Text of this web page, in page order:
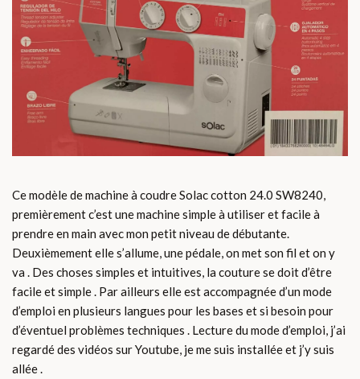
Ce modèle de machine à coudre Solac cotton 24.0 SW8240,
premièrement c’est une machine simple à utiliser et facile à
prendre en main avec mon petit niveau de débutante.
Deuxièmement elle s’allume, une pédale, on met son fil et on y
va . Des choses simples et intuitives, la couture se doit d’être
facile et simple . Par ailleurs elle est accompagnée d’un mode
d’emploi en plusieurs langues pour les bases et si besoin pour
d’éventuel problèmes techniques . Lecture du mode d’emploi, j’ai
regardé des vidéos sur Youtube, je me suis installée et j’y suis
allée .